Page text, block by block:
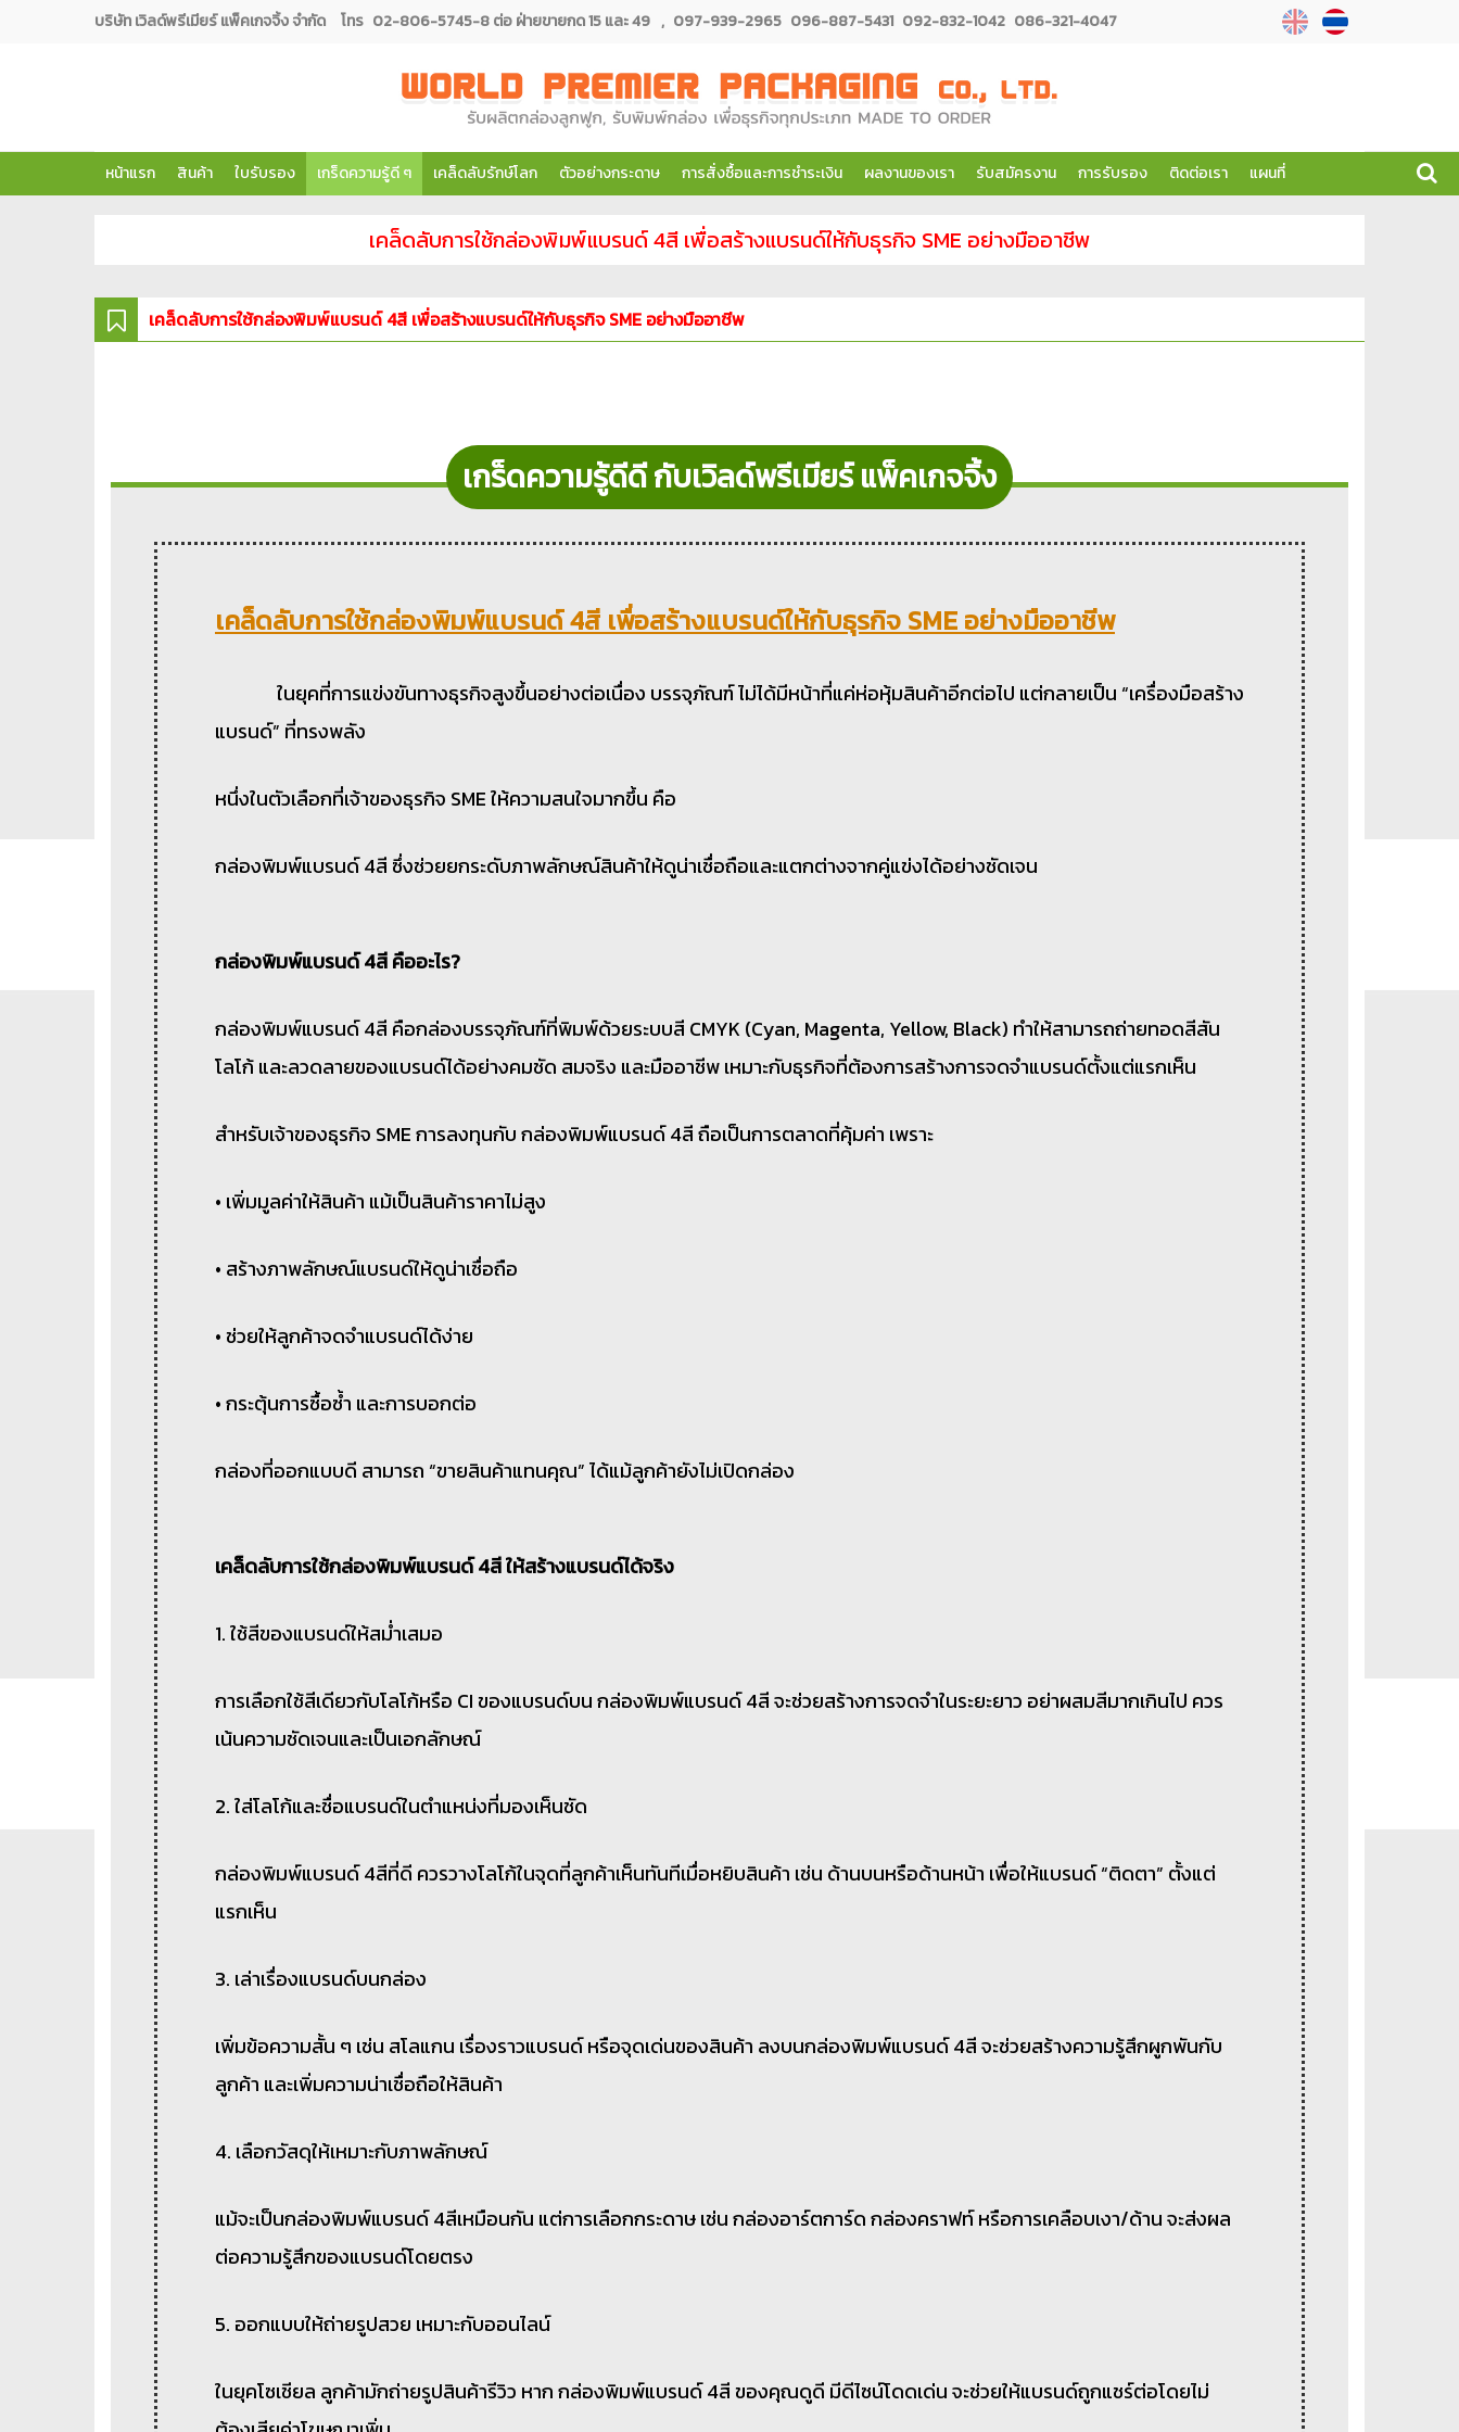
บริษัท เวิลด์พรีเมียร์ แพ็คเกจจิ้ง จำกัด โทร 02-806-5745-8 ต่อ ฝ่ายขายกด 15 และ 49 , 097-939-2965 096-887-5431 092-832-1042 086-321-4047
หน้าแรก สินค้า ใบรับรอง เกร็ดความรู้ดี ๆ เคล็ดลับรักษ์โลก ตัวอย่างกระดาษ การสั่งซื้อและการชำระเงิน ผลงานของเรา รับสมัครงาน การรับรอง ติดต่อเรา แผนที่
เคล็ดลับการใช้กล่องพิมพ์แบรนด์ 4สี เพื่อสร้างแบรนด์ให้กับธุรกิจ SME อย่างมืออาชีพ
เคล็ดลับการใช้กล่องพิมพ์แบรนด์ 4สี เพื่อสร้างแบรนด์ให้กับธุรกิจ SME อย่างมืออาชีพ
เกร็ดความรู้ดีดี กับเวิลด์พรีเมียร์ แพ็คเกจจิ้ง
เคล็ดลับการใช้กล่องพิมพ์แบรนด์ 4สี เพื่อสร้างแบรนด์ให้กับธุรกิจ SME อย่างมืออาชีพ
ในยุคที่การแข่งขันทางธุรกิจสูงขึ้นอย่างต่อเนื่อง บรรจุภัณฑ์ ไม่ได้มีหน้าที่แค่ห่อหุ้มสินค้าอีกต่อไป แต่กลายเป็น “เครื่องมือสร้าง
แบรนด์” ที่ทรงพลัง
หนึ่งในตัวเลือกที่เจ้าของธุรกิจ SME ให้ความสนใจมากขึ้น คือ
กล่องพิมพ์แบรนด์ 4สี ซึ่งช่วยยกระดับภาพลักษณ์สินค้าให้ดูน่าเชื่อถือและแตกต่างจากคู่แข่งได้อย่างชัดเจน
กล่องพิมพ์แบรนด์ 4สี คืออะไร?
กล่องพิมพ์แบรนด์ 4สี คือกล่องบรรจุภัณฑ์ที่พิมพ์ด้วยระบบสี CMYK (Cyan, Magenta, Yellow, Black) ทำให้สามารถถ่ายทอดสีสัน
โลโก้ และลวดลายของแบรนด์ได้อย่างคมชัด สมจริง และมืออาชีพ เหมาะกับธุรกิจที่ต้องการสร้างการจดจำแบรนด์ตั้งแต่แรกเห็น
สำหรับเจ้าของธุรกิจ SME การลงทุนกับ กล่องพิมพ์แบรนด์ 4สี ถือเป็นการตลาดที่คุ้มค่า เพราะ
• เพิ่มมูลค่าให้สินค้า แม้เป็นสินค้าราคาไม่สูง
• สร้างภาพลักษณ์แบรนด์ให้ดูน่าเชื่อถือ
• ช่วยให้ลูกค้าจดจำแบรนด์ได้ง่าย
• กระตุ้นการซื้อซ้ำ และการบอกต่อ
กล่องที่ออกแบบดี สามารถ “ขายสินค้าแทนคุณ” ได้แม้ลูกค้ายังไม่เปิดกล่อง
เคล็ดลับการใช้กล่องพิมพ์แบรนด์ 4สี ให้สร้างแบรนด์ได้จริง
1. ใช้สีของแบรนด์ให้สม่ำเสมอ
การเลือกใช้สีเดียวกับโลโก้หรือ CI ของแบรนด์บน กล่องพิมพ์แบรนด์ 4สี จะช่วยสร้างการจดจำในระยะยาว อย่าผสมสีมากเกินไป ควร
เน้นความชัดเจนและเป็นเอกลักษณ์
2. ใส่โลโก้และชื่อแบรนด์ในตำแหน่งที่มองเห็นชัด
กล่องพิมพ์แบรนด์ 4สีที่ดี ควรวางโลโก้ในจุดที่ลูกค้าเห็นทันทีเมื่อหยิบสินค้า เช่น ด้านบนหรือด้านหน้า เพื่อให้แบรนด์ “ติดตา” ตั้งแต่
แรกเห็น
3. เล่าเรื่องแบรนด์บนกล่อง
เพิ่มข้อความสั้น ๆ เช่น สโลแกน เรื่องราวแบรนด์ หรือจุดเด่นของสินค้า ลงบนกล่องพิมพ์แบรนด์ 4สี จะช่วยสร้างความรู้สึกผูกพันกับ
ลูกค้า และเพิ่มความน่าเชื่อถือให้สินค้า
4. เลือกวัสดุให้เหมาะกับภาพลักษณ์
แม้จะเป็นกล่องพิมพ์แบรนด์ 4สีเหมือนกัน แต่การเลือกกระดาษ เช่น กล่องอาร์ตการ์ด กล่องคราฟท์ หรือการเคลือบเงา/ด้าน จะส่งผล
ต่อความรู้สึกของแบรนด์โดยตรง
5. ออกแบบให้ถ่ายรูปสวย เหมาะกับออนไลน์
ในยุคโซเชียล ลูกค้ามักถ่ายรูปสินค้ารีวิว หาก กล่องพิมพ์แบรนด์ 4สี ของคุณดูดี มีดีไซน์โดดเด่น จะช่วยให้แบรนด์ถูกแชร์ต่อโดยไม่